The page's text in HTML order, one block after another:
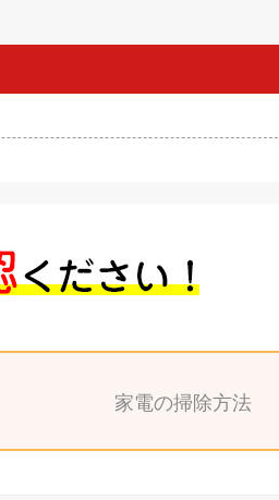
家電の掃除方法